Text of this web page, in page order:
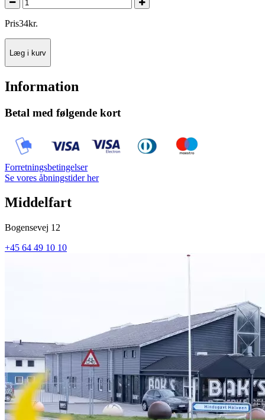
Pris34kr.
Læg i kurv
Information
Betal med følgende kort
Forretningsbetingelser
Se vores åbningstider her
Middelfart
Bogensevej 12
+45 64 49 10 10